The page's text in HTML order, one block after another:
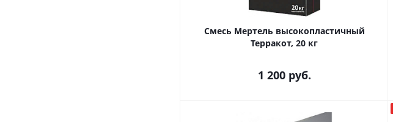
Смесь Мертель высокопластичный
Терракот, 20 кг
1 200руб.